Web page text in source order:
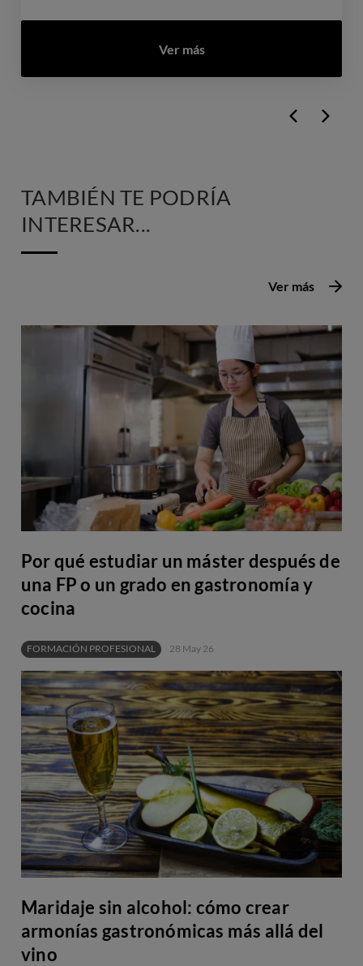
Ver más
TAMBIÉN TE PODRÍA
INTERESAR...
Por qué estudiar un máster después de
una FP o un grado en gastronomía y
cocina
FORMACIÓN PROFESIONAL 28 May 26
Maridaje sin alcohol: cómo crear
armonías gastronómicas más allá del
vino
Ver más